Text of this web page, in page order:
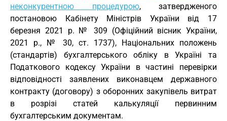
неконкурентною процедурою, затвердженого
постановою Кабінету Міністрів України від 17
березня 2021 р. № 309 (Офіційний вісник України,
2021 р., № 30, ст. 1737), Національних положень
(стандартів) бухгалтерського обліку в Україні та
Податкового кодексу України в частині перевірки
відповідності заявлених виконавцем державного
контракту (договору) з оборонних закупівель витрат
в розрізі статей калькуляції первинним
бухгалтерським документам.